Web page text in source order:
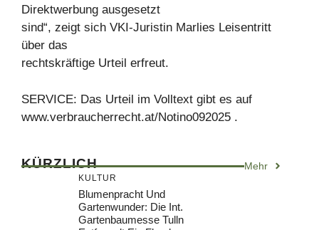
Direktwerbung ausgesetzt
sind“, zeigt sich VKI-Juristin Marlies Leisentritt
über das
rechtskräftige Urteil erfreut.
SERVICE: Das Urteil im Volltext gibt es auf
www.verbraucherrecht.at/Notino092025 .
KÜRZLICH Mehr
KULTUR
Blumenpracht Und
Gartenwunder: Die Int.
Gartenbaumesse Tulln